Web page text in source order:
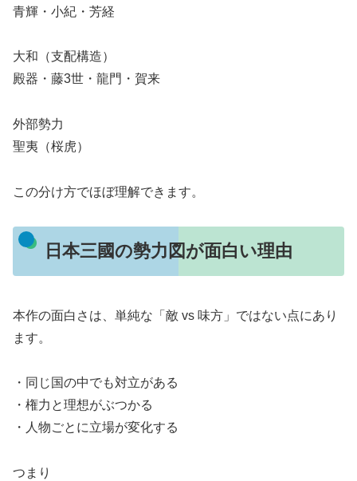
青輝・小紀・芳経
大和（支配構造）
殿器・藤3世・龍門・賀来
外部勢力
聖夷（桜虎）
この分け方でほぼ理解できます。
日本三國の勢力図が面白い理由
本作の面白さは、単純な「敵 vs 味方」ではない点にあり
ます。
・同じ国の中でも対立がある
・権力と理想がぶつかる
・人物ごとに立場が変化する
つまり